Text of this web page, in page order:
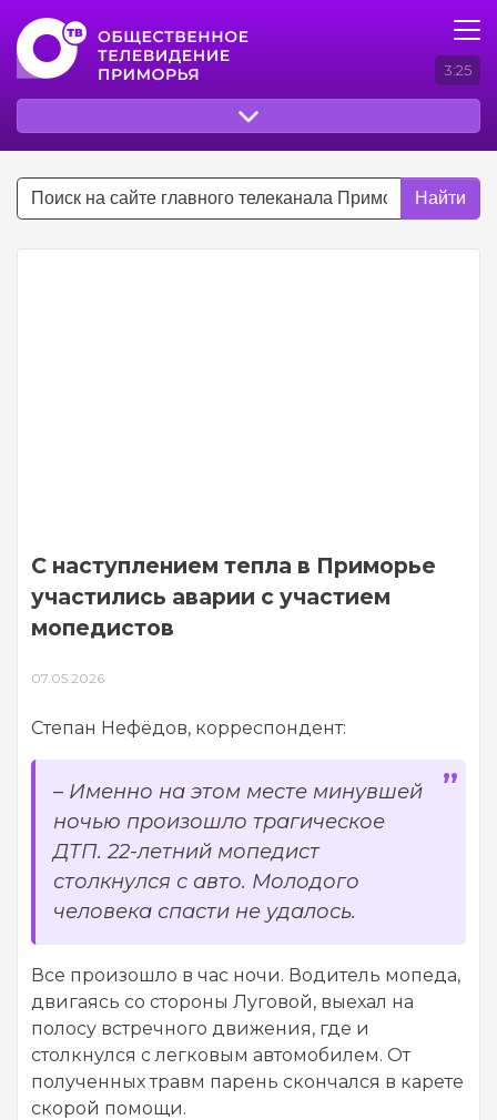
3:25
Найти
С наступлением тепла в Приморье
участились аварии с участием
мопедистов
07.05.2026
Степан Нефёдов, корреспондент:
– Именно на этом месте минувшей
ночью произошло трагическое
ДТП. 22-летний мопедист
столкнулся с авто. Молодого
человека спасти не удалось.
Все произошло в час ночи. Водитель мопеда,
двигаясь со стороны Луговой, выехал на
полосу встречного движения, где и
столкнулся с легковым автомобилем. От
полученных травм парень скончался в карете
скорой помощи.